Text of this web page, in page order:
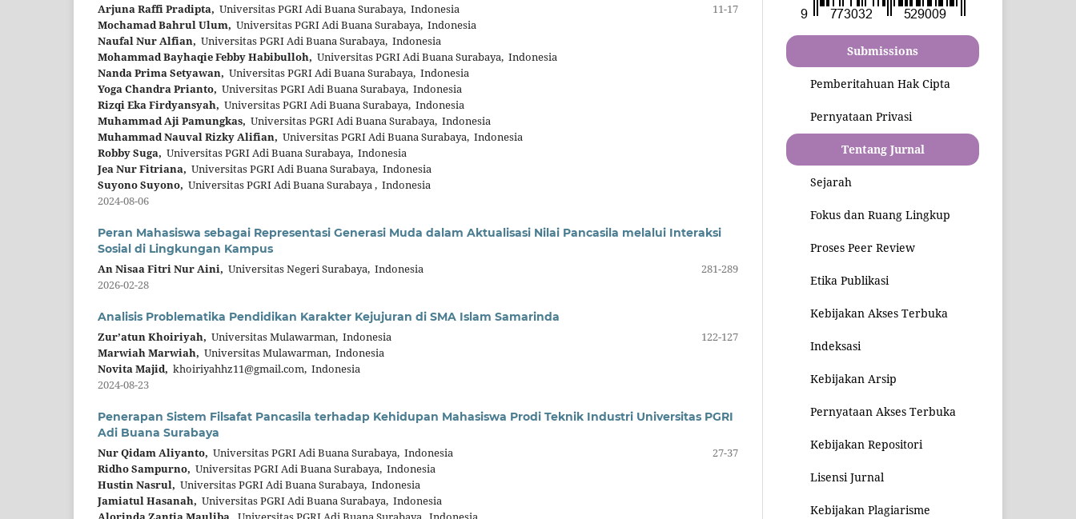
Arjuna Raffi Pradipta, Universitas PGRI Adi Buana Surabaya, Indonesia
Mochamad Bahrul Ulum, Universitas PGRI Adi Buana Surabaya, Indonesia
Naufal Nur Alfian, Universitas PGRI Adi Buana Surabaya, Indonesia
Mohammad Bayhaqie Febby Habibulloh, Universitas PGRI Adi Buana Surabaya, Indonesia
Nanda Prima Setyawan, Universitas PGRI Adi Buana Surabaya, Indonesia
Yoga Chandra Prianto, Universitas PGRI Adi Buana Surabaya, Indonesia
Rizqi Eka Firdyansyah, Universitas PGRI Adi Buana Surabaya, Indonesia
Muhammad Aji Pamungkas, Universitas PGRI Adi Buana Surabaya, Indonesia
Muhammad Nauval Rizky Alifian, Universitas PGRI Adi Buana Surabaya, Indonesia
Robby Suga, Universitas PGRI Adi Buana Surabaya, Indonesia
Jea Nur Fitriana, Universitas PGRI Adi Buana Surabaya, Indonesia
Suyono Suyono, Universitas PGRI Adi Buana Surabaya , Indonesia
11-17
2024-08-06
Peran Mahasiswa sebagai Representasi Generasi Muda dalam Aktualisasi Nilai Pancasila melalui Interaksi
Sosial di Lingkungan Kampus
An Nisaa Fitri Nur Aini, Universitas Negeri Surabaya, Indonesia
281-289
2026-02-28
Analisis Problematika Pendidikan Karakter Kejujuran di SMA Islam Samarinda
Zur’atun Khoiriyah, Universitas Mulawarman, Indonesia
Marwiah Marwiah, Universitas Mulawarman, Indonesia
Novita Majid, khoiriyahhz11@gmail.com, Indonesia
122-127
2024-08-23
Penerapan Sistem Filsafat Pancasila terhadap Kehidupan Mahasiswa Prodi Teknik Industri Universitas PGRI
Adi Buana Surabaya
Nur Qidam Aliyanto, Universitas PGRI Adi Buana Surabaya, Indonesia
Ridho Sampurno, Universitas PGRI Adi Buana Surabaya, Indonesia
Hustin Nasrul, Universitas PGRI Adi Buana Surabaya, Indonesia
Jamiatul Hasanah, Universitas PGRI Adi Buana Surabaya, Indonesia
27-37
Submissions
Pemberitahuan Hak Cipta
Pernyataan Privasi
Tentang Jurnal
Sejarah
Fokus dan Ruang Lingkup
Proses Peer Review
Etika Publikasi
Kebijakan Akses Terbuka
Indeksasi
Kebijakan Arsip
Pernyataan Akses Terbuka
Kebijakan Repositori
Lisensi Jurnal
Kebijakan Plagiarisme